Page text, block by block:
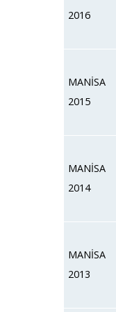
2016
MANİSA
2015
MANİSA
2014
MANİSA
2013